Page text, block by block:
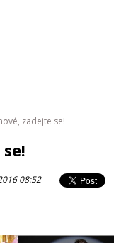
zadejte se!
08:52